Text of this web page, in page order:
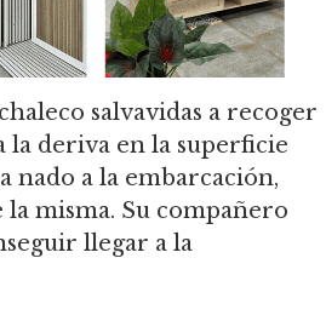
salvavidas a recoger
la deriva en la superficie
nado a la embarcación,
misma. Su compañero
llegar a la